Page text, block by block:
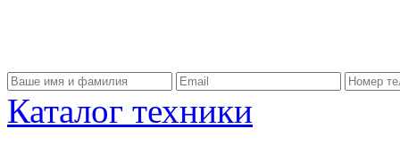
Каталог техники